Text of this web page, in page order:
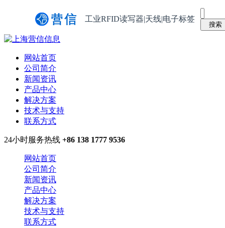
工业RFID读写器|天线|电子标签
网站首页
公司简介
新闻资讯
产品中心
解决方案
技术与支持
联系方式
24小时服务热线 +86 138 1777 9536
网站首页
公司简介
新闻资讯
产品中心
解决方案
技术与支持
联系方式